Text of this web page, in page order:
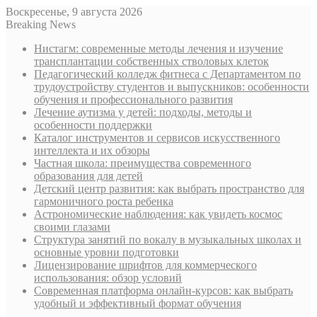
Воскресенье, 9 августа 2026
Breaking News
Нистагм: современные методы лечения и изучение
трансплантации собственных стволовых клеток
Педагогический колледж фитнеса с Департаментом по
трудоустройству студентов и выпускников: особенности
обучения и профессионального развития
Лечение аутизма у детей: подходы, методы и
особенности поддержки
Каталог инструментов и сервисов искусственного
интеллекта и их обзоры
Частная школа: преимущества современного
образования для детей
Детский центр развития: как выбрать пространство для
гармоничного роста ребенка
Астрономические наблюдения: как увидеть космос
своими глазами
Структура занятий по вокалу в музыкальных школах и
основные уровни подготовки
Лицензирование шрифтов для коммерческого
использования: обзор условий
Современная платформа онлайн-курсов: как выбрать
удобный и эффективный формат обучения